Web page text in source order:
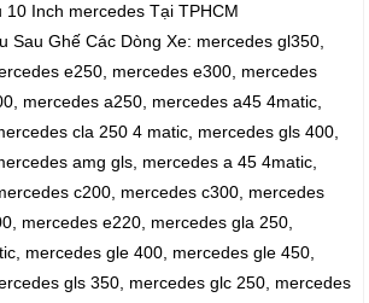
Inch mercedes Tại TPHCM
Ghế Các Dòng Xe: mercedes gl350,
e250, mercedes e300, mercedes
mercedes a250, mercedes a45 4matic,
cla 250 4 matic, mercedes gls 400,
amg gls, mercedes a 45 4matic,
c200, mercedes c300, mercedes
mercedes e220, mercedes gla 250,
mercedes gle 400, mercedes gle 450,
gls 350, mercedes glc 250, mercedes